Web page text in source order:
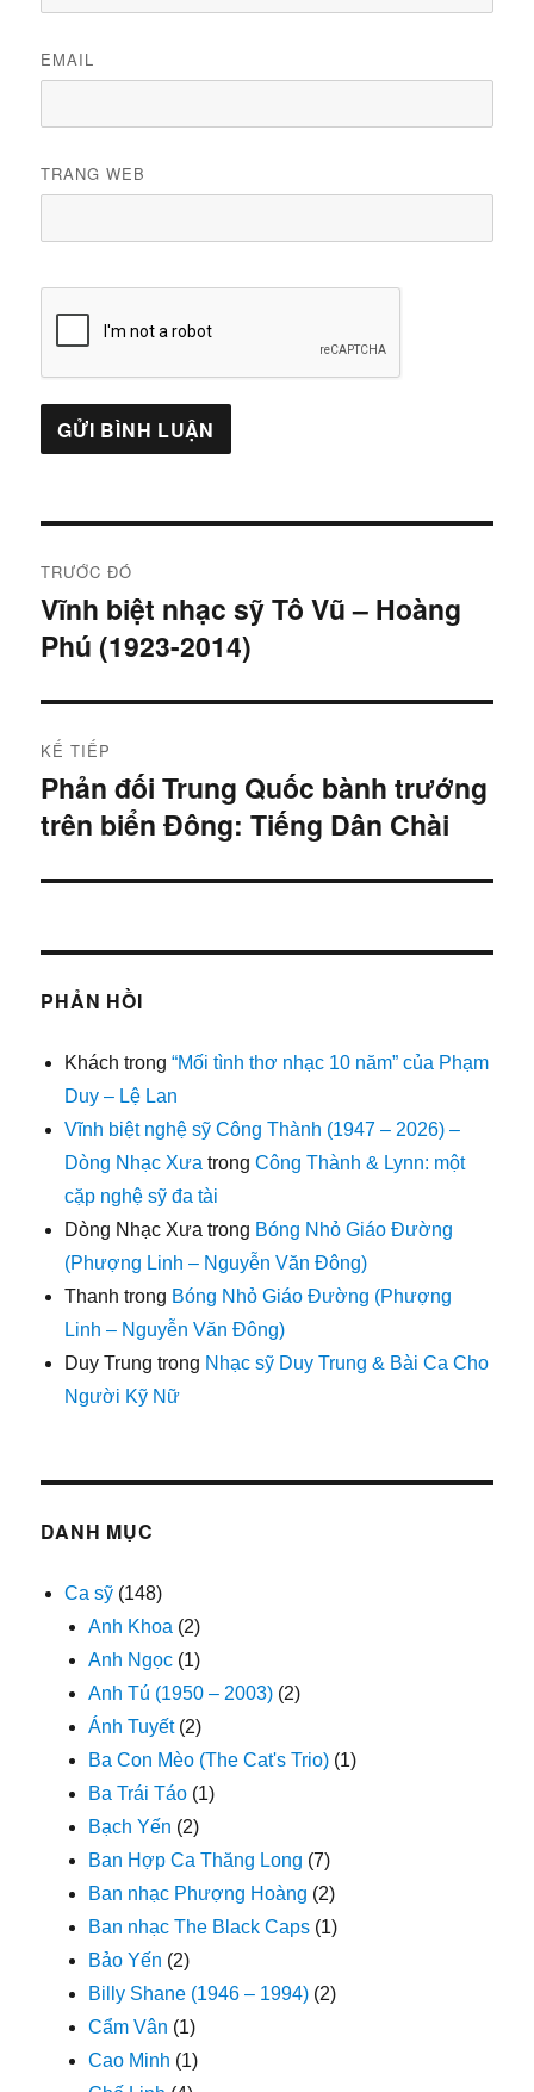
EMAIL
TRANG WEB
hướng
bài
viết
TRƯỚC ĐÓ
Bài
trước:
Vĩnh biệt nhạc sỹ Tô Vũ – Hoàng
Phú (1923-2014)
KẾ TIẾP
Bài
tiếp:
Phản đối Trung Quốc bành trướng
trên biển Đông: Tiếng Dân Chài
PHẢN HỒI
Khách trong“Mối tình thơ nhạc 10 năm” của Phạm
Duy – Lệ Lan
Vĩnh biệt nghệ sỹ Công Thành (1947 – 2026) –
Dòng Nhạc Xưa trongCông Thành & Lynn: một
cặp nghệ sỹ đa tài
Dòng Nhạc Xưa trong Bóng Nhỏ Giáo Đường
(Phượng Linh – Nguyễn Văn Đông)
Thanh trong Bóng Nhỏ Giáo Đường (Phượng
Linh – Nguyễn Văn Đông)
Duy Trung trong Nhạc sỹ Duy Trung & Bài Ca Cho
Người Kỹ Nữ
DANH MỤC
Ca sỹ (148)
Anh Khoa (2)
Anh Ngọc (1)
Anh Tú (1950 – 2003) (2)
Ánh Tuyết(2)
Ba Con Mèo (The Cat's Trio) (1)
Ba Trái Táo (1)
Bạch Yến (2)
Ban Hợp Ca Thăng Long (7)
Ban nhạc Phượng Hoàng (2)
Ban nhạc The Black Caps (1)
Bảo Yến (2)
Billy Shane (1946 – 1994) (2)
Cẩm Vân (1)
Cao Minh (1)